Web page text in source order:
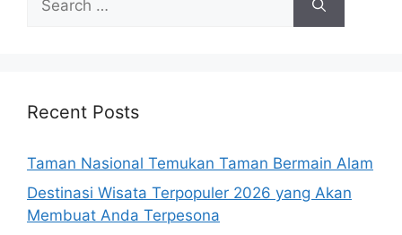
for:
Recent Posts
Taman Nasional Temukan Taman Bermain Alam
Destinasi Wisata Terpopuler 2026 yang Akan
Membuat Anda Terpesona